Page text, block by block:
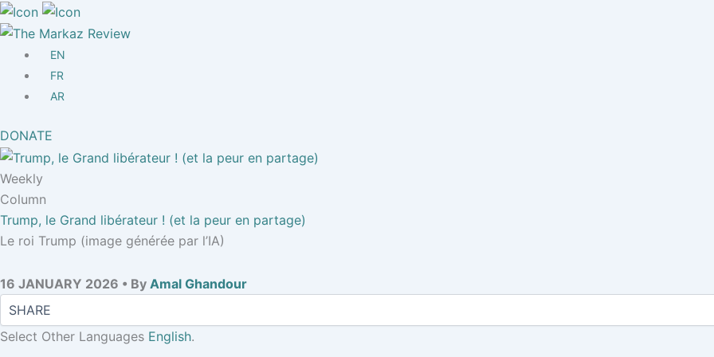
EN
FR
AR
DONATE
Weekly
Column
Trump, le Grand libérateur ! (et la peur en partage)
Le roi Trump (image générée par l’IA)
16 JANUARY 2026 • By Amal Ghandour
Select Other Languages English.